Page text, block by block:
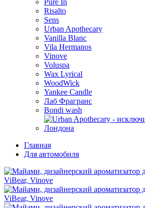
Pure In
Risalto
Sens
Urban Apothecary
Vanilla Blanc
Vila Hermanos
Vinove
Voluspa
Wax Lyrical
WoodWick
Yankee Candle
Лаб Фрагранс
Bondi wash
Главная
Для автомобиля